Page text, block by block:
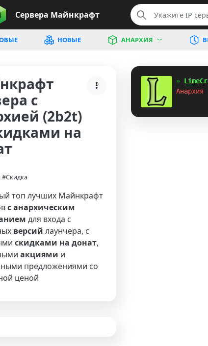
Сервера Майнкрафт
НОВЫЕ АНАРХИЯ
с
(2b2t)
на
#Скидка
топ лучших Майнкрафт
с анархическим
для входа с
версий лаунчера, с
скидками на донат,
акциями и
предложениями со
ценой
»
Анархия